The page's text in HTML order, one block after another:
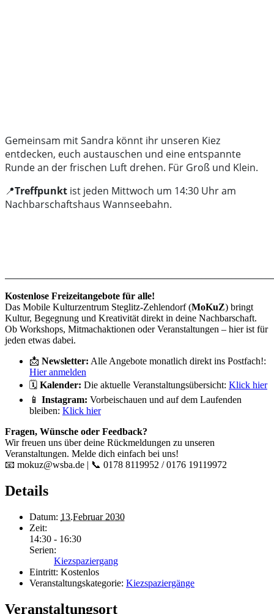
Gemeinsam mit Sandra könnt ihr unseren Kiez
entdecken, euch austauschen und eine entspannte
Runde an der frischen Luft drehen. Für Groß und Klein.
📍Treffpunkt ist jeden Mittwoch um 14:30 Uhr am
Nachbarschaftshaus Wannseebahn.
Kostenlose Freizeitangebote für alle!
Das Mobile Kulturzentrum Steglitz-Zehlendorf (MoKuZ) bringt
Kultur, Begegnung und Kreativität direkt in deine Nachbarschaft.
Ob Workshops, Mitmachaktionen oder Veranstaltungen – hier ist für
jeden etwas dabei.
📩 Newsletter: Alle Angebote monatlich direkt ins Postfach!:
Hier anmelden
🗓️ Kalender: Die aktuelle Veranstaltungsübersicht: Klick hier
📱 Instagram: Vorbeischauen und auf dem Laufenden
bleiben: Klick hier
Fragen, Wünsche oder Feedback?
Wir freuen uns über deine Rückmeldungen zu unseren
Veranstaltungen. Melde dich einfach bei uns!
📧 mokuz@wsba.de | 📞 0178 8119952 / 0176 19119972
Details
Datum: 13.Februar 2030
Zeit:
14:30 - 16:30
Serien:
Kiezspaziergang
Eintritt: Kostenlos
Veranstaltungskategorie: Kiezspaziergänge
Veranstaltungsort